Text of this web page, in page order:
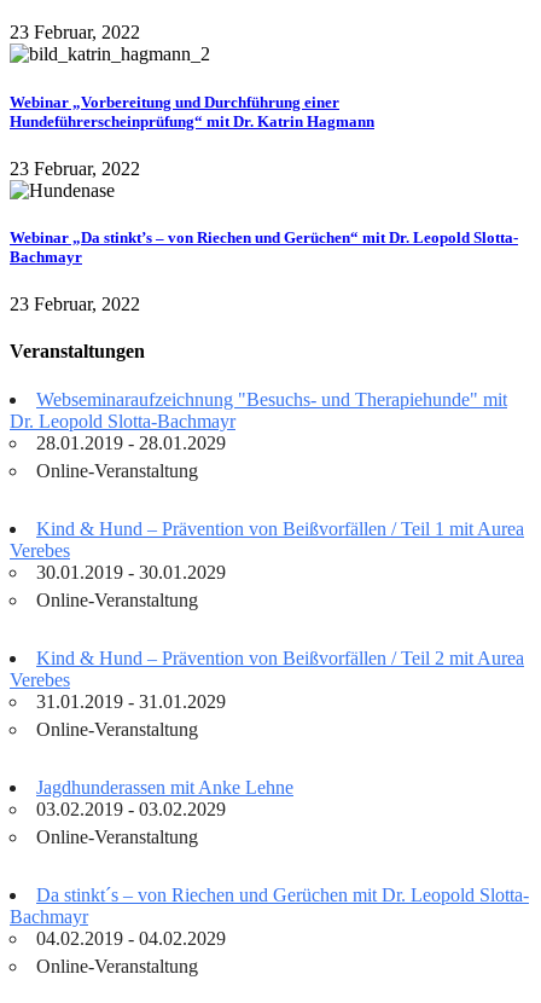
23 Februar, 2022
Webinar „Vorbereitung und Durchführung einer
Hundeführerscheinprüfung“ mit Dr. Katrin Hagmann
23 Februar, 2022
Webinar „Da stinkt’s – von Riechen und Gerüchen“ mit Dr. Leopold Slotta-
Bachmayr
23 Februar, 2022
Veranstaltungen
Webseminaraufzeichnung "Besuchs- und Therapiehunde" mit
Dr. Leopold Slotta-Bachmayr
28.01.2019 - 28.01.2029
Online-Veranstaltung
Kind & Hund – Prävention von Beißvorfällen / Teil 1 mit Aurea
Verebes
30.01.2019 - 30.01.2029
Online-Veranstaltung
Kind & Hund – Prävention von Beißvorfällen / Teil 2 mit Aurea
Verebes
31.01.2019 - 31.01.2029
Online-Veranstaltung
Jagdhunderassen mit Anke Lehne
03.02.2019 - 03.02.2029
Online-Veranstaltung
Da stinkt´s – von Riechen und Gerüchen mit Dr. Leopold Slotta-
Bachmayr
04.02.2019 - 04.02.2029
Online-Veranstaltung